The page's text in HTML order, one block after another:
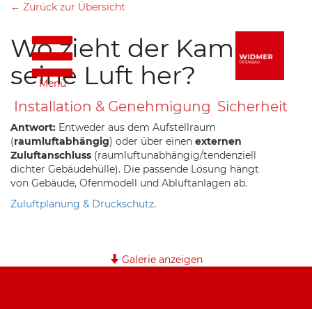
Menü
← Zurück zur Übersicht
Wo zieht der Kamin
seine Luft her?
Installation & Genehmigung Sicherheit
Antwort: Entweder aus dem Aufstellraum
(raumluftabhängig) oder über einen externen
Zuluftanschluss (raumluftunabhängig/tendenziell
dichter Gebäudehülle). Die passende Lösung hängt
von Gebäude, Ofenmodell und Abluftanlagen ab.
Zuluftplanung & Druckschutz.
Galerie anzeigen